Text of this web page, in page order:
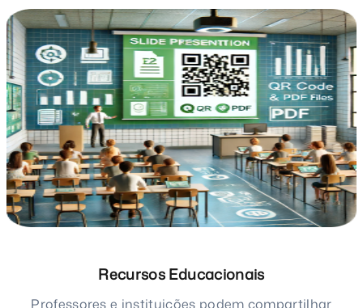
Recursos Educacionais
Professores e instituições podem compartilhar